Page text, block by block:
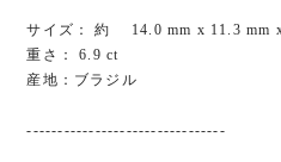
サイズ： 約 14.0 mm x 11.3 mm
重さ： 6.9 ct
産地：ブラジル
--------------------------------